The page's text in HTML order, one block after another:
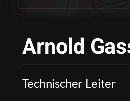
Arnold
Technischer Leiter